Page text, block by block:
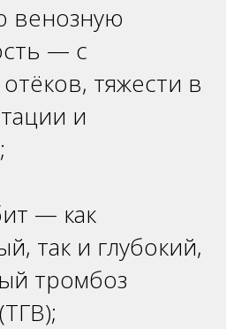
венозную
— с
тяжести в
и
— как
так и глубокий,
тромбоз